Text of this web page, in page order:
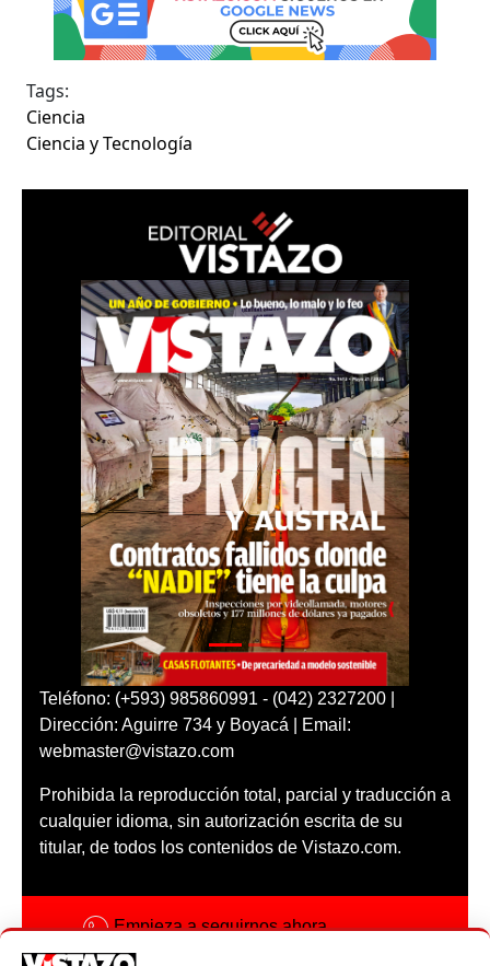
Tags:
Ciencia
Ciencia y Tecnología
Teléfono: (+593) 985860991 - (042) 2327200 |
Dirección: Aguirre 734 y Boyacá | Email:
webmaster@vistazo.com
Prohibida la reproducción total, parcial y traducción a
cualquier idioma, sin autorización escrita de su
titular, de todos los contenidos de Vistazo.com.
Empieza a seguirnos ahora